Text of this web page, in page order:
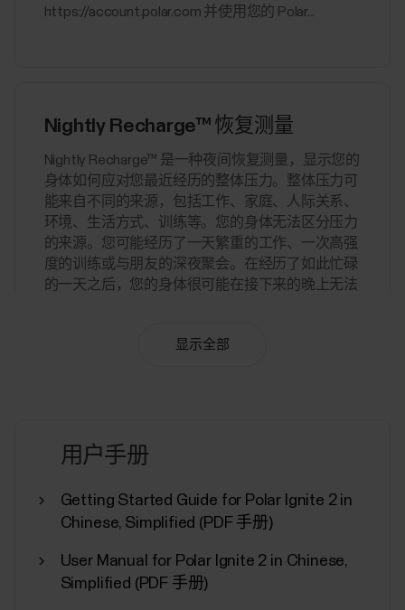
https://account.polar.com 并使用您的 Polar...
Nightly Recharge™ 恢复测量
​Nightly Recharge™ 是一种夜间恢复测量，显示您的
身体如何应对您最近经历的整体压力。整体压力可
能来自不同的来源，包括工作、家庭、人际关系、
环境、生活方式、训练等。您的身体无法区分压力
的来源。您可能经历了一天繁重的工作、一次高强
度的训练或与朋友的深夜聚会。在经历了如此忙碌
的一天之后，您的身体很可能在接下来的晚上无法
响您的夜间恢复。Nightly Recharge 状况基于两个
Training Load Pro
Load Pro 让您全面了解训练课如何对这些不同系统
造成疲劳以及对您的表现有何影响。Training Load
显示全部
用户手册
Getting Started Guide for Polar Ignite 2 in
Chinese, Simplified (PDF 手册)
User Manual for Polar Ignite 2 in Chinese,
Simplified (PDF 手册)